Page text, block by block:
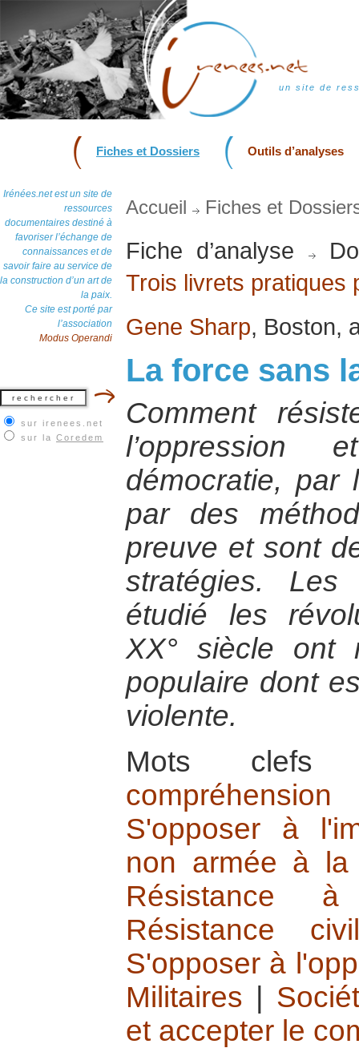
un site de
Fiches et Dossiers Outils d’analyses
Irénées.net est un site de
ressources
documentaires destiné à
favoriser l’échange de
connaissances et de
savoir faire au service de
la construction d’un art de
la paix.
Ce site est porté par
l’association
Modus Operandi
sur irenees.net
sur la Coredem
Accueil Fiches et
Fiche d’analyse
Trois livrets pratiques
Gene Sharp, Boston,
La force sans
Comment
démocratie,
par des
preuve et sont
stratégies.
étudié les
XX° siècle ont
populaire dont
violente.
Mots
S'opposer à
non armée à la
Résistance
Résistance
S'opposer à
Militaires
et accepter le